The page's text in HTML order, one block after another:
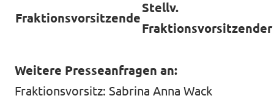
Fraktionsvorsitzende
Stellv.
Fraktionsvorsitzender
Weitere Presseanfragen an:
Fraktionsvorsitz: Sabrina Anna Wack